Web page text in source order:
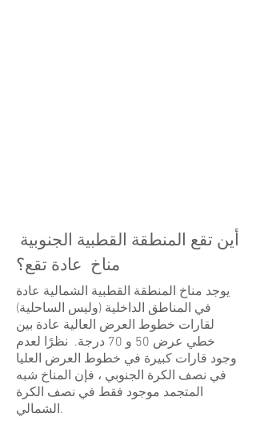
أين تقع المنطقة القطبية الجنوبية
مناخ عادة تقع؟
يوجد مناخ المنطقة القطبية الشمالية عادة
في المناطق الداخلية (وليس الساحلية)
لقارات خطوط العرض العالية عادة بين
خطي عرض 50 و 70 درجة. نظرًا لعدم
وجود قارات كبيرة في خطوط العرض العليا
في نصف الكرة الجنوبي ، فإن المناخ شبه
المتجمد موجود فقط في نصف الكرة
الشمالي.